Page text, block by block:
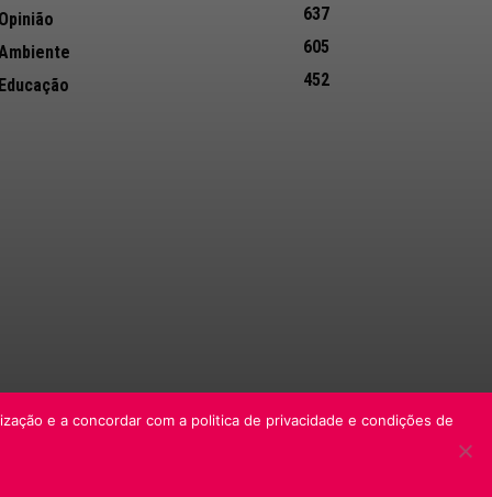
Opinião
637
605
Educação
452
e a concordar com a politica de privacidade e condições de